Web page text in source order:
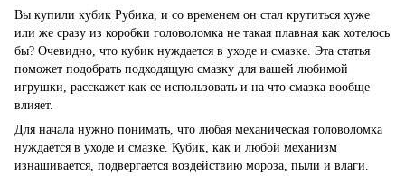
Вы купили кубик Рубика, и со временем он стал крутиться хуже
или же сразу из коробки головоломка не такая плавная как хотелось
бы? Очевидно, что кубик нуждается в уходе и смазке. Эта статья
поможет подобрать подходящую смазку для вашей любимой
игрушки, расскажет как ее использовать и на что смазка вообще
влияет.
Для начала нужно понимать, что любая механическая головоломка
нуждается в уходе и смазке. Кубик, как и любой механизм
изнашивается, подвергается воздействию мороза, пыли и влаги.